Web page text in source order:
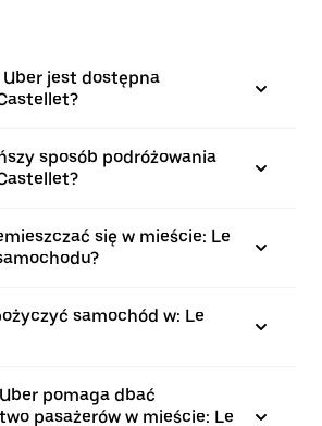
jest dostępna
sposób podróżowania
się w mieście: Le
samochód w: Le
pomaga dbać
pasażerów w mieście: Le